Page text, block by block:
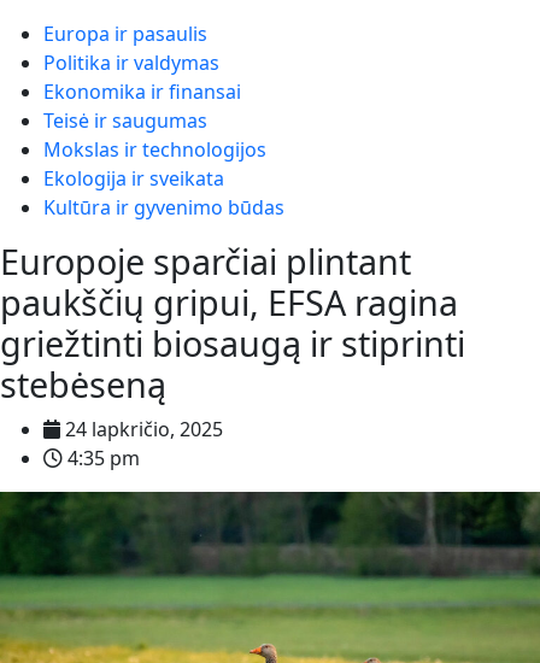
Europa ir pasaulis
Politika ir valdymas
Ekonomika ir finansai
Teisė ir saugumas
Mokslas ir technologijos
Ekologija ir sveikata
Kultūra ir gyvenimo būdas
Europoje sparčiai plintant
paukščių gripui, EFSA ragina
griežtinti biosaugą ir stiprinti
stebėseną
24 lapkričio, 2025
4:35 pm